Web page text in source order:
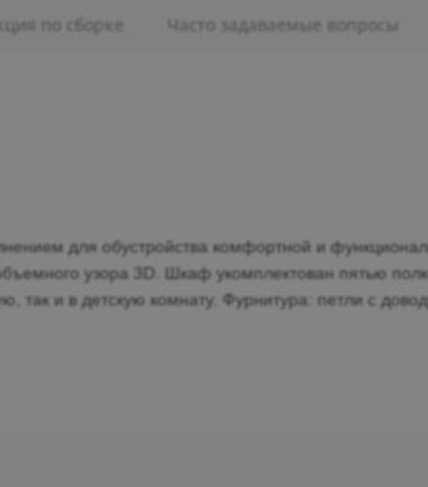
для обустройства комфортной и
узора 3D. Шкаф укомплектован пятью
так и в детскую комнату. Фурнитура: петли с
по сборке Часто задаваемые вопросы